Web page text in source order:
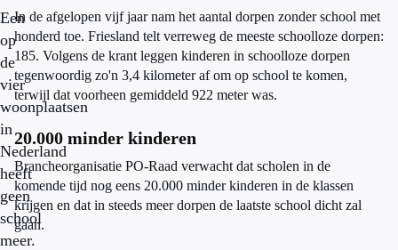
Een
op
de
vier
woonplaatsen
in
Nederland
heeft
geen
school
meer.
In de afgelopen vijf jaar nam het aantal dorpen zonder school met
honderd toe. Friesland telt verreweg de meeste schoolloze dorpen:
185. Volgens de krant leggen kinderen in schoolloze dorpen
tegenwoordig zo'n 3,4 kilometer af om op school te komen,
terwijl dat voorheen gemiddeld 922 meter was.
20.000 minder kinderen
Brancheorganisatie PO-Raad verwacht dat scholen in de
komende tijd nog eens 20.000 minder kinderen in de klassen
krijgen en dat in steeds meer dorpen de laatste school dicht zal
gaan.